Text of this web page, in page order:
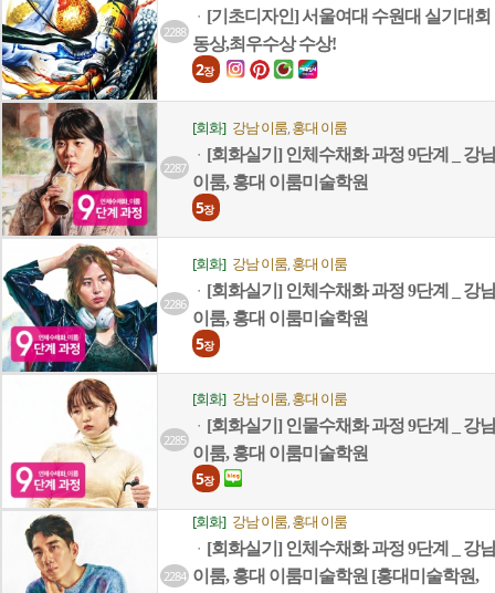
2288
ㆍ [기초디자인] 서울여대 수원대 실기대회
동상,최우수상 수상!
2장
2287
[회화] 강남 이룸,홍대 이룸
ㆍ [회화실기] 인체수채화 과정 9단계 _ 강남
이룸, 홍대 이룸미술학원
5장
2286
[회화] 강남 이룸,홍대 이룸
ㆍ [회화실기] 인체수채화 과정 9단계 _ 강남
이룸, 홍대 이룸미술학원
5장
2285
[회화] 강남 이룸,홍대 이룸
ㆍ [회화실기] 인물수채화 과정 9단계 _ 강남
이룸, 홍대 이룸미술학원
5장
2284
[회화] 강남 이룸,홍대 이룸
ㆍ [회화실기] 인체수채화 과정 9단계 _ 강남
이룸, 홍대 이룸미술학원 [홍대미술학원,